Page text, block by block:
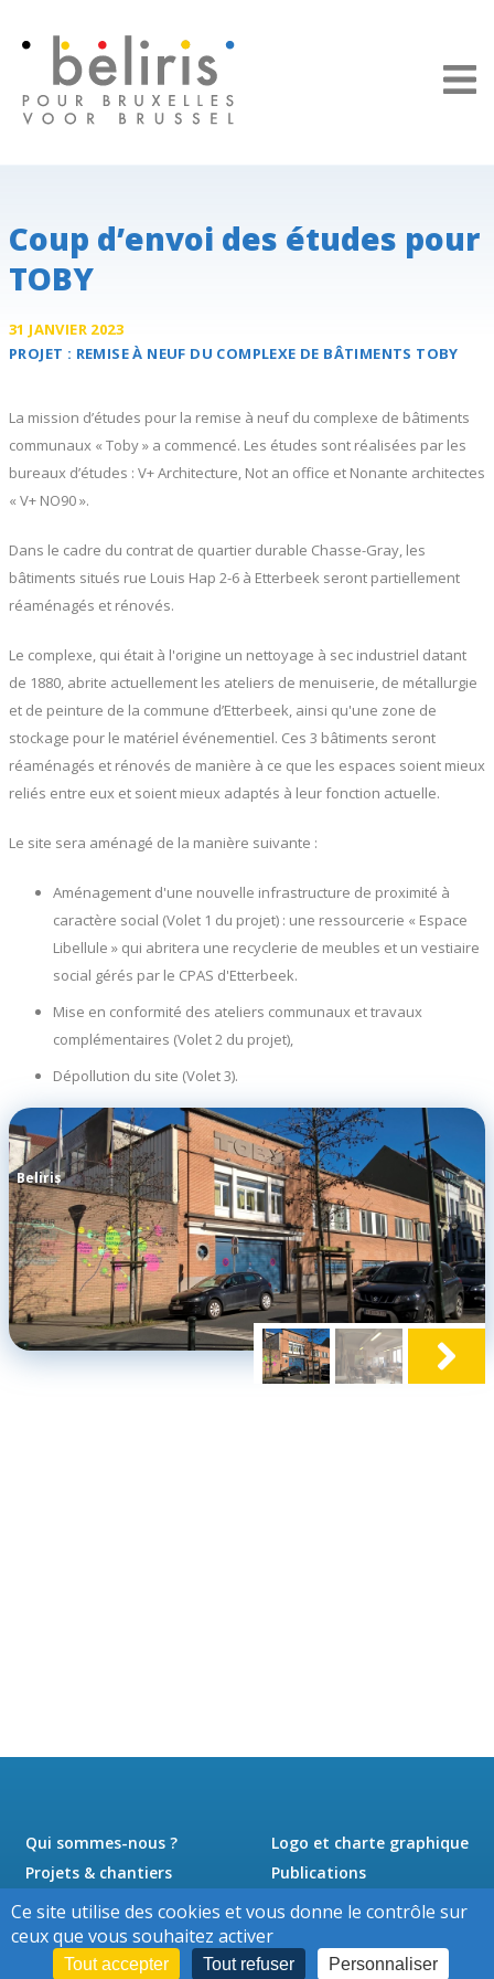
Coup d’envoi des études pour
TOBY
31 JANVIER 2023
PROJET : REMISE À NEUF DU COMPLEXE DE BÂTIMENTS TOBY
La mission d’études pour la remise à neuf du complexe de bâtiments
communaux « Toby » a commencé. Les études sont réalisées par les
bureaux d’études : V+ Architecture, Not an office et Nonante architectes
« V+ NO90 ».
Dans le cadre du contrat de quartier durable Chasse-Gray, les
bâtiments situés rue Louis Hap 2-6 à Etterbeek seront partiellement
réaménagés et rénovés.
Le complexe, qui était à l'origine un nettoyage à sec industriel datant
de 1880, abrite actuellement les ateliers de menuiserie, de métallurgie
et de peinture de la commune d’Etterbeek, ainsi qu'une zone de
stockage pour le matériel événementiel. Ces 3 bâtiments seront
réaménagés et rénovés de manière à ce que les espaces soient mieux
reliés entre eux et soient mieux adaptés à leur fonction actuelle.
Le site sera aménagé de la manière suivante :
Aménagement d'une nouvelle infrastructure de proximité à
caractère social (Volet 1 du projet) : une ressourcerie « Espace
Libellule » qui abritera une recyclerie de meubles et un vestiaire
social gérés par le CPAS d'Etterbeek.
Mise en conformité des ateliers communaux et travaux
complémentaires (Volet 2 du projet),
Dépollution du site (Volet 3).
Beliris
Qui sommes-nous ?
Projets & chantiers
Actualités
Jobs
Logo et charte graphique
Publications
Presse
Contact
Ce site utilise des cookies et vous donne le contrôle sur
ceux que vous souhaitez activer
Tout accepter Tout refuser Personnaliser